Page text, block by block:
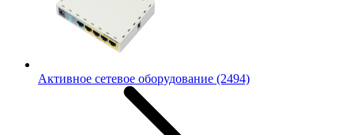
Активное сетевое оборудование (2494)